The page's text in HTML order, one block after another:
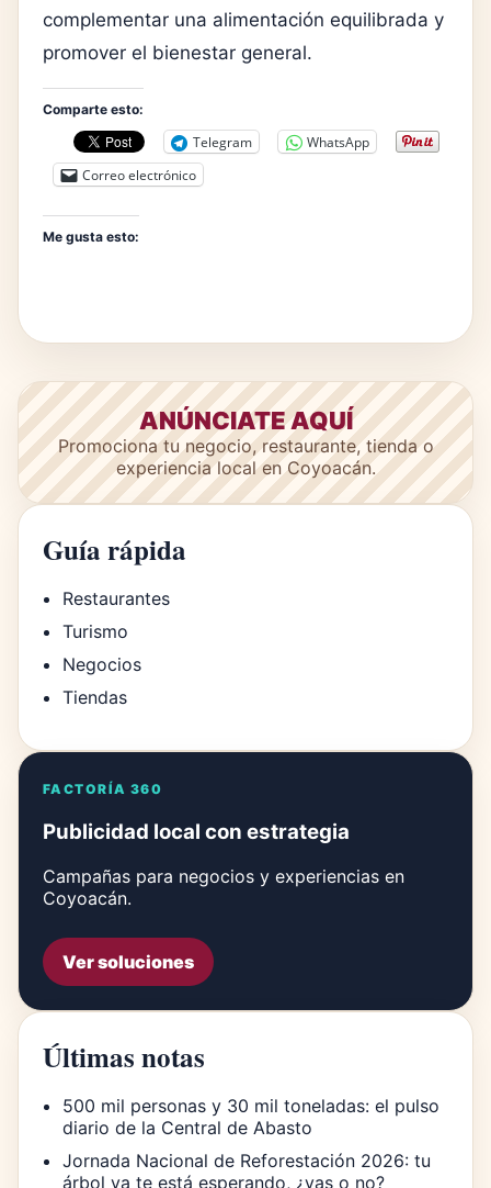
complementar una alimentación equilibrada y
promover el bienestar general.
Comparte esto:
Telegram
WhatsApp
Correo electrónico
Me gusta esto:
ANÚNCIATE AQUÍ
Promociona tu negocio, restaurante, tienda o
experiencia local en Coyoacán.
Guía rápida
Restaurantes
Turismo
Negocios
Tiendas
FACTORÍA 360
Publicidad local con estrategia
Campañas para negocios y experiencias en
Coyoacán.
Ver soluciones
Últimas notas
500 mil personas y 30 mil toneladas: el pulso
diario de la Central de Abasto
Jornada Nacional de Reforestación 2026: tu
árbol ya te está esperando, ¿vas o no?